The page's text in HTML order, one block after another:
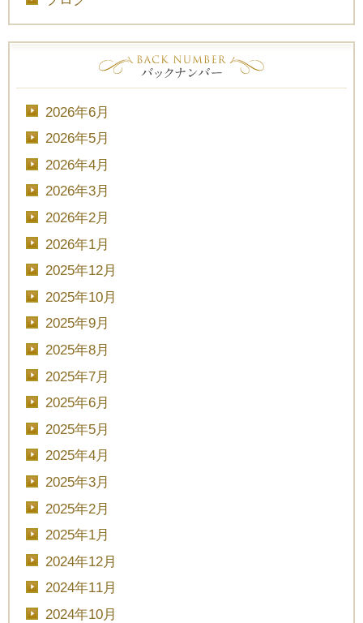
2026年6月
2026年5月
2026年4月
2026年3月
2026年2月
2026年1月
2025年12月
2025年10月
2025年9月
2025年8月
2025年7月
2025年6月
2025年5月
2025年4月
2025年3月
2025年2月
2025年1月
2024年12月
2024年11月
2024年10月